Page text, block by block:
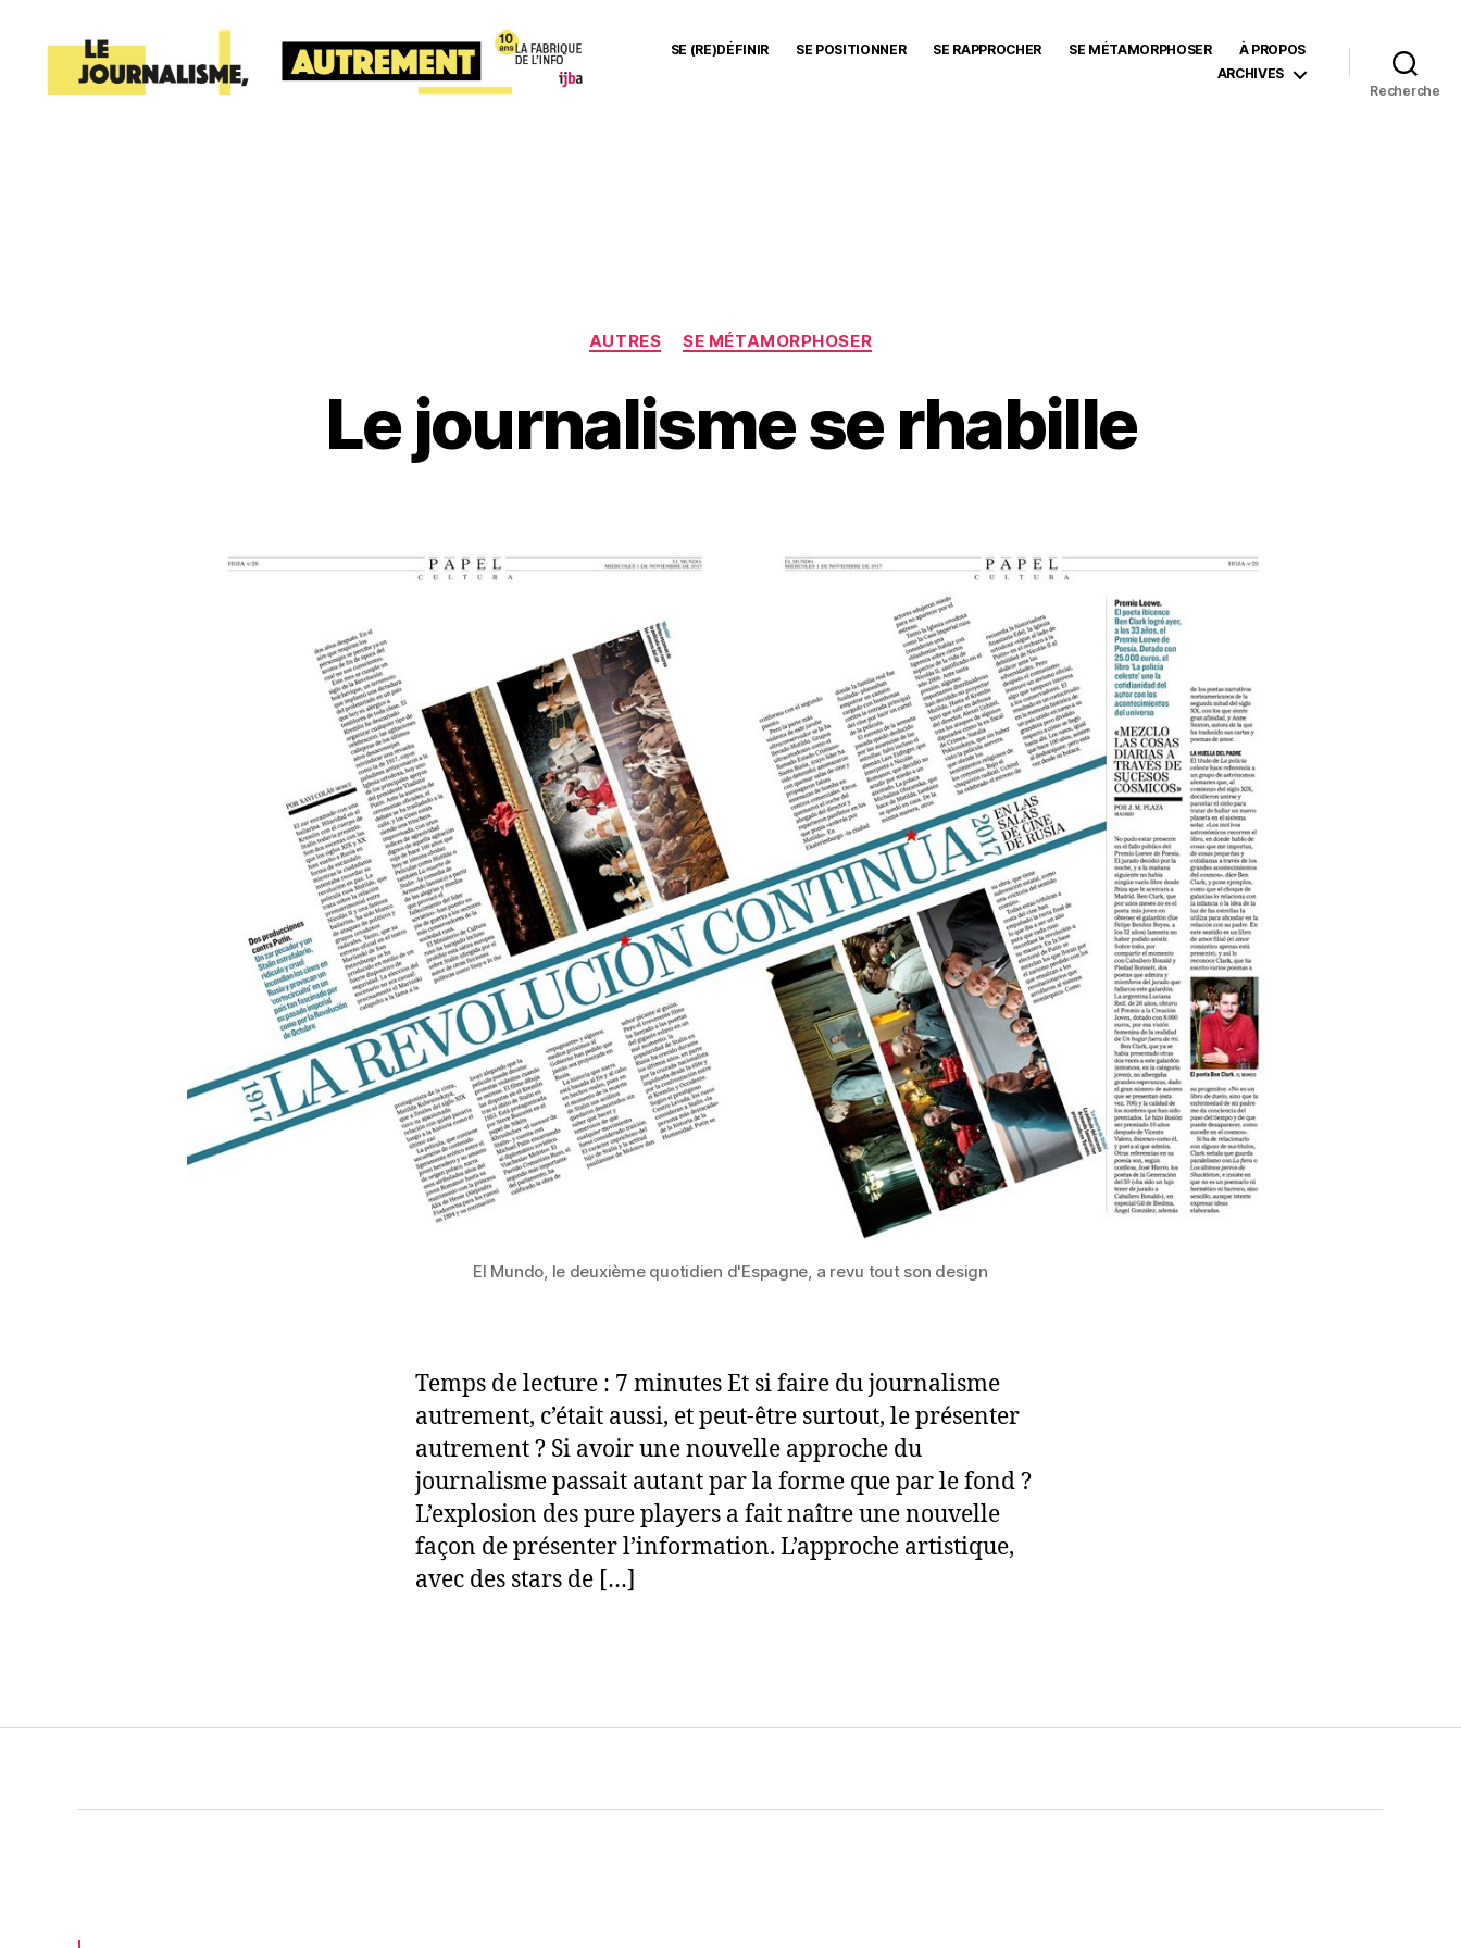
SE (RE)DÉFINIR SE POSITIONNER SE RAPPROCHER SE MÉTAMORPHOSER
À PROPOS
ARCHIVES
Recherche
Catégories
AUTRES SE MÉTAMORPHOSER
Le journalisme se rhabille
El Mundo, le deuxième quotidien d'Espagne, a revu tout son design
Temps de lecture : 7 minutes Et si faire du journalisme
autrement, c’était aussi, et peut-être surtout, le présenter
autrement ? Si avoir une nouvelle approche du
journalisme passait autant par la forme que par le fond ?
L’explosion des pure players a fait naître une nouvelle
façon de présenter l’information. L’approche artistique,
avec des stars de […]